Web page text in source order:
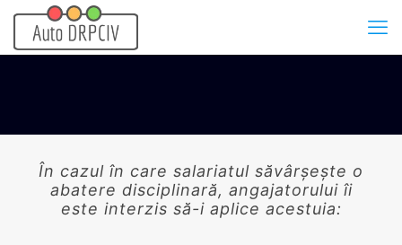
În cazul în care salariatul săvârşeşte o
abatere disciplinară, angajatorului îi
este interzis să-i aplice acestuia: